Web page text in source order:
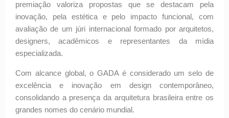
premiação valoriza propostas que se destacam pela
inovação, pela estética e pelo impacto funcional, com
avaliação de um júri internacional formado por arquitetos,
designers, acadêmicos e representantes da mídia
especializada.
Com alcance global, o GADA é considerado um selo de
excelência e inovação em design contemporâneo,
consolidando a presença da arquitetura brasileira entre os
grandes nomes do cenário mundial.